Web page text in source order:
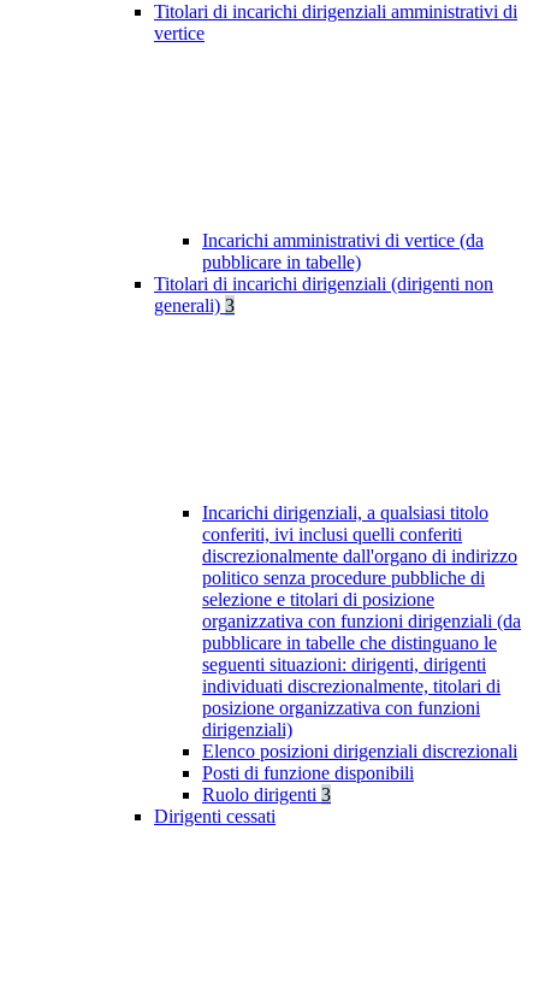
Titolari di incarichi dirigenziali amministrativi di
vertice
Incarichi amministrativi di vertice (da
pubblicare in tabelle)
Titolari di incarichi dirigenziali (dirigenti non
generali) 3
Incarichi dirigenziali, a qualsiasi titolo
conferiti, ivi inclusi quelli conferiti
discrezionalmente dall'organo di indirizzo
politico senza procedure pubbliche di
selezione e titolari di posizione
organizzativa con funzioni dirigenziali (da
pubblicare in tabelle che distinguano le
seguenti situazioni: dirigenti, dirigenti
individuati discrezionalmente, titolari di
posizione organizzativa con funzioni
dirigenziali)
Elenco posizioni dirigenziali discrezionali
Posti di funzione disponibili
Ruolo dirigenti 3
Dirigenti cessati